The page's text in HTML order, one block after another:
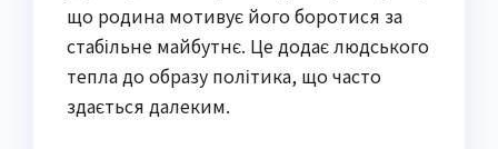
що родина мотивує його боротися за
стабільне майбутнє. Це додає людського
тепла до образу політика, що часто
здається далеким.